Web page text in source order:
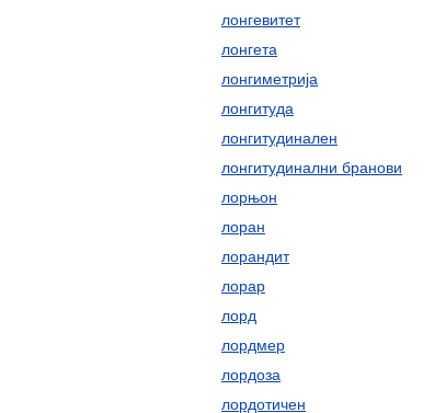
лонгевитет
лонгета
лонгиметрија
лонгитуда
лонгитудинален
лонгитудинални бранови
лорњон
лоран
лорандит
лорар
лорд
лордмер
лордоза
лордотичен